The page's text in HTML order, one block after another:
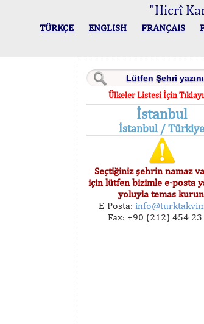
"Hicrî
TÜRKÇE ENGLISH FRANÇAIS
Ülkeler Listesi İçin
İstanbul
İstanbul / Türkiye
Seçtiğiniz şehrin namaz
için lütfen bizimle e-posta
yoluyla temas
E-Posta:
Fax: +90 (212) 454 23